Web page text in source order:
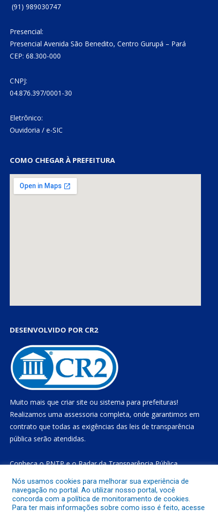
(91) 989030747
Presencial:
Presencial Avenida São Benedito, Centro Gurupá – Pará
CEP: 68.300-000
CNPJ:
04.876.397/0001-30
Eletrônico:
Ouvidoria / e-SIC
COMO CHEGAR À PREFEITURA
DESENVOLVIDO POR CR2
Muito mais que criar site ou sistema para prefeituras!
Realizamos uma assessoria completa, onde garantimos em
contrato que todas as exigências das leis de transparência
pública serão atendidas.
Conheça oPNTPe oRadar da Transparência Pública
Todos os direitos reservados a Prefeitura Municipal de Gurupá
Nós usamos cookies para melhorar sua experiência de
navegação no portal. Ao utilizar nosso portal, você
concorda com a política de monitoramento de cookies.
Para ter mais informações sobre como isso é feito, acesse